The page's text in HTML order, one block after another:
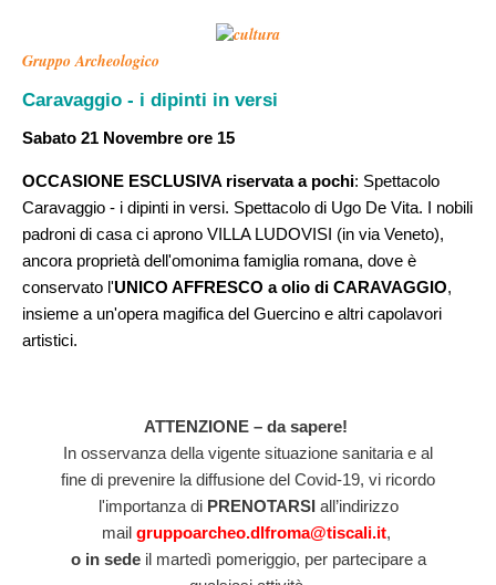
Gruppo Archeologico
Caravaggio - i dipinti in versi
Sabato 21 Novembre ore 15
OCCASIONE ESCLUSIVA riservata a pochi: Spettacolo
Caravaggio - i dipinti in versi. Spettacolo di Ugo De Vita. I nobili
padroni di casa ci aprono VILLA LUDOVISI (in via Veneto),
ancora proprietà dell'omonima famiglia romana, dove è
conservato l'UNICO AFFRESCO a olio di CARAVAGGIO,
insieme a un'opera magifica del Guercino e altri capolavori
artistici.
ATTENZIONE – da sapere!
In osservanza della vigente situazione sanitaria e al
fine di prevenire la diffusione del Covid-19, vi ricordo
l'importanza di PRENOTARSI all’indirizzo
mail gruppoarcheo.dlfroma@tiscali.it,
o in sedeil martedì pomeriggio, per partecipare a